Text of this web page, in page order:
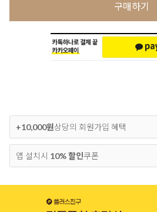
구매하기
+10,000원상당의 회원가입 혜택
앱 설치시 10% 할인쿠폰